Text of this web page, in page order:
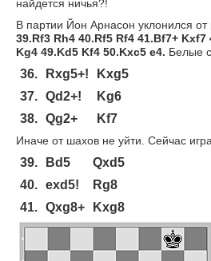
найдется ничья?!
В партии Йон Арнасон уклонился
39.Rf3 Rh4 40.Rf5 Rf4 41.Bf7+
Kg4 49.Kd5 Kf4 50.Kxc5 e4. Белые
36. Rxg5+!
Kxg5
37. Qd2+!
Kg6
38. Qg2+ Kf7
Иначе от шахов не уйти. Сейчас
39. Bd5
Qxd5
40. exd5!
Rg8
41. Qxg8+ Kxg8